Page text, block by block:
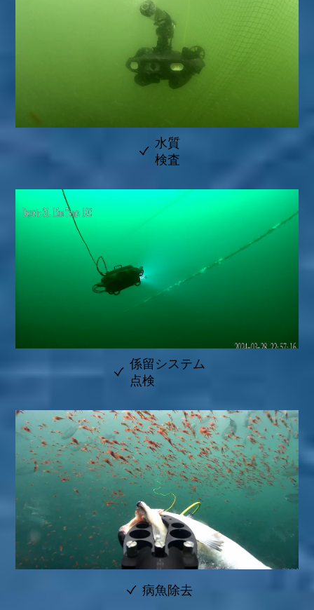
水質
検査
係留システム
点検
病魚除去